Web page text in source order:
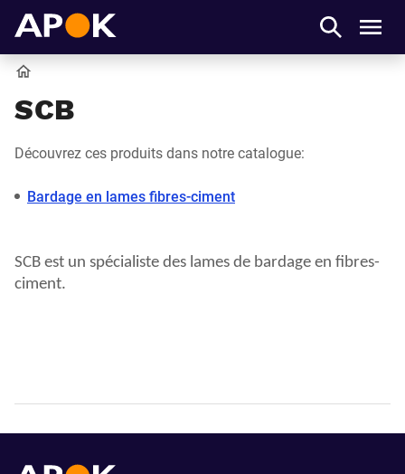
SCB
Découvrez ces produits dans notre catalogue:
Bardage en lames fibres-ciment
SCB est un spécialiste des lames de bardage en fibres-
ciment.